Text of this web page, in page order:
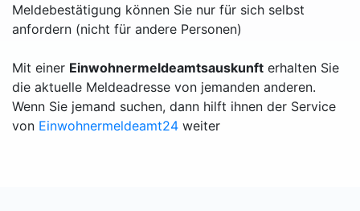
Meldebestätigung können Sie nur für sich selbst
anfordern (nicht für andere Personen)
Mit einer Einwohnermeldeamtsauskunft erhalten Sie
die aktuelle Meldeadresse von jemanden anderen.
Wenn Sie jemand suchen, dann hilft ihnen der Service
von Einwohnermeldeamt24 weiter